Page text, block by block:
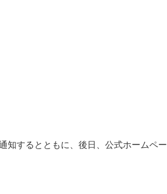
知するとともに、後日、公式ホームペー